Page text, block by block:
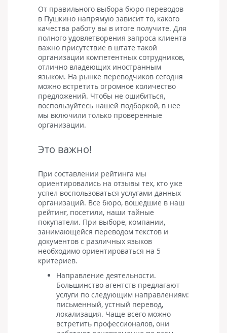
От правильного выбора бюро переводов
в Пушкино напрямую зависит то, какого
качества работу вы в итоге получите. Для
полного удовлетворения запроса клиента
важно присутствие в штате такой
организации компетентных сотрудников,
отлично владеющих иностранным
языком. На рынке переводчиков сегодня
можно встретить огромное количество
предложений. Чтобы не ошибиться,
воспользуйтесь нашей подборкой, в нее
мы включили только проверенные
организации.
Это важно!
При составлении рейтинга мы
ориентировались на отзывы тех, кто уже
успел воспользоваться услугами данных
организаций. Все бюро, вошедшие в наш
рейтинг, посетили, наши тайные
покупатели. При выборе, компании,
занимающейся переводом текстов и
документов с различных языков
необходимо ориентироваться на 5
критериев.
Направление деятельности.
Большинство агентств предлагают
услуги по следующим направлениям:
письменный, устный перевод,
локализация. Чаще всего можно
встретить профессионалов, они